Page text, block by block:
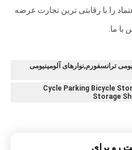
را با رقابتی ترین تجارت عرضه
ما.
آلومینیومی ترانسفورم,نوارهای آلومینیومی
Cycle Parking Bicycle
Storage
رو براي